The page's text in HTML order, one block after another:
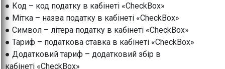
● Код – код податку в кабінеті «CheckBox»
● Мітка – назва податку в кабінеті «CheckBox»
● Символ – літера податку в кабінеті «CheckBox»
● Тариф – податкова ставка в кабінеті «CheckBox»
● Додатковий тариф – додатковий збір в
кабінеті «CheckBox»